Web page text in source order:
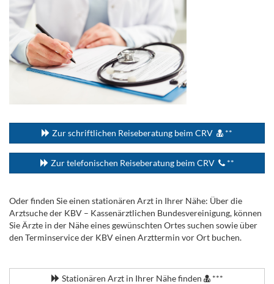
Zur schriftlichen Reiseberatung beim CRV **
Zur telefonischen Reiseberatung beim CRV **
Oder finden Sie einen stationären Arzt in Ihrer Nähe: Über die
Arztsuche der KBV – Kassenärztlichen Bundesvereinigung, können
Sie Ärzte in der Nähe eines gewünschten Ortes suchen sowie über
den Terminservice der KBV einen Arzttermin vor Ort buchen.
Stationären Arzt in Ihrer Nähe finden ***